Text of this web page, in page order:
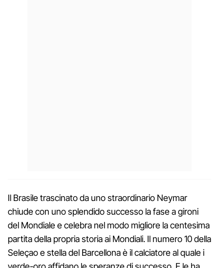
Il Brasile trascinato da uno straordinario Neymar
chiude con uno splendido successo la fase a gironi
del Mondiale e celebra nel modo migliore la centesima
partita della propria storia ai Mondiali. Il numero 10 della
Seleçao e stella del Barcellona è il calciatore al quale i